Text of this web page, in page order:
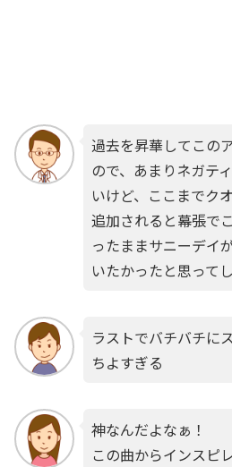
過去を昇華してこの
ので、あまりネガテ
いけど、ここまでク
追加されると幕張で
ったままサニーデイ
いたかったと思って
ラストでバチバチに
ちよすぎる
神なんだよなぁ！
この曲からインスピ